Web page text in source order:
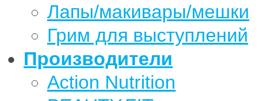
Лапы/макивары/мешки
Грим для выступлений
Производители
Action Nutrition